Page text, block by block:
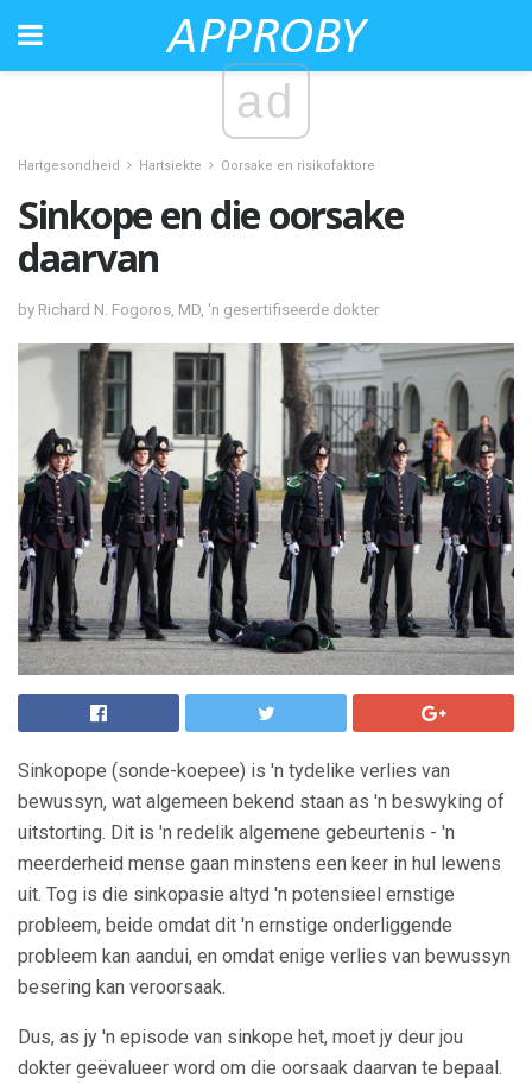
ad
Hartgesondheid Hartsiekte Oorsake en risikofaktore
Sinkope en die oorsake
daarvan
by Richard N. Fogoros, MD, 'n gesertifiseerde dokter
Sinkopope (sonde-koepee) is 'n tydelike verlies van
bewussyn, wat algemeen bekend staan ​​as 'n beswyking of
uitstorting. Dit is 'n redelik algemene gebeurtenis - 'n
meerderheid mense gaan minstens een keer in hul lewens
uit. Tog is die sinkopasie altyd 'n potensieel ernstige
probleem, beide omdat dit 'n ernstige onderliggende
probleem kan aandui, en omdat enige verlies van bewussyn
besering kan veroorsaak.
Dus, as jy 'n episode van sinkope het, moet jy deur jou
dokter geëvalueer word om die oorsaak daarvan te bepaal.